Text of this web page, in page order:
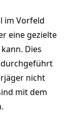
im Vorfeld
eine gezielte
Dies
durchgeführt
nicht
mit dem